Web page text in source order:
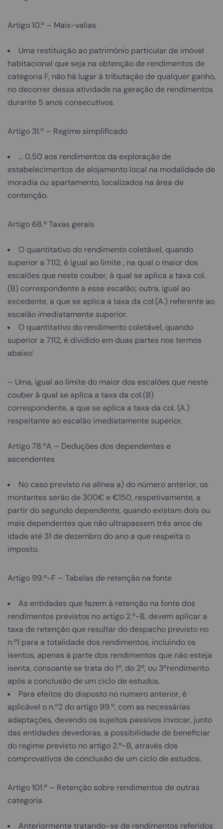
Artigo 10.º – Mais-valias
Uma restituição ao património particular de imóvel
habitacional que seja na obtenção de rendimentos de
categoria F, não há lugar à tributação de qualquer ganho,
no decorrer dessa atividade na geração de rendimentos
durante 5 anos consecutivos.
Artigo 31.º – Regime simplificado
… 0,50 aos rendimentos da exploração de
estabelecimentos de alojamento local na modalidade de
moradia ou apartamento, localizados na área de
contenção.
Artigo 68.º Taxas gerais
O quantitativo do rendimento coletável, quando
superior a 7112, é igual ao limite , na qual o maior dos
escalões que neste couber, à qual se aplica a taxa col.
(B) correspondente a esse escalão; outra, igual ao
excedente, a que se aplica a taxa da col.(A.) referente ao
escalão imediatamente superior.
O quantitativo do rendimento coletável, quando
superior a 7112, é dividido em duas partes nos termos
abaixo:
– Uma, igual ao limite do maior dos escalões que neste
couber à qual se aplica a taxa da col.(B)
correspondente, a que se aplica a taxa da col. (A.)
respeitante ao escalão imediatamente superior.
Artigo 78.ºA – Deduções dos dependentes e
ascendentes
No caso previsto na alínea a) do número anterior, os
montantes serão de 300€ e €150, respetivamente, a
partir do segundo dependente, quando existam dois ou
mais dependentes que não ultrapassem três anos de
idade até 31 de dezembro do ano a que respeita o
imposto.
Artigo 99.º-F – Tabelas de retenção na fonte
As entidades que fazem à retenção na fonte dos
rendimentos previstos no artigo 2.º-B, devem aplicar a
taxa de retenção que resultar do despacho previsto no
n.º1 para a totalidade dos rendimentos, incluindo os
isentos, apenas à parte dos rendimentos que não esteja
isenta, consoante se trata do 1º, do 2º, ou 3ºrendimento
após a conclusão de um ciclo de estudos.
Para efeitos do disposto no numero anterior, é
aplicável o n.º2 do artigo 99.º, com as necessárias
adaptações, devendo os sujeitos passivos invocar, junto
das entidades devedoras, a possibilidade de beneficiar
do regime previsto no artigo 2.º-B, através dos
comprovativos de conclusão de um ciclo de estudos.
Artigo 101.º – Retenção sobre rendimentos de outras
categoria
Anteriormente tratando-se de rendimentos referidos